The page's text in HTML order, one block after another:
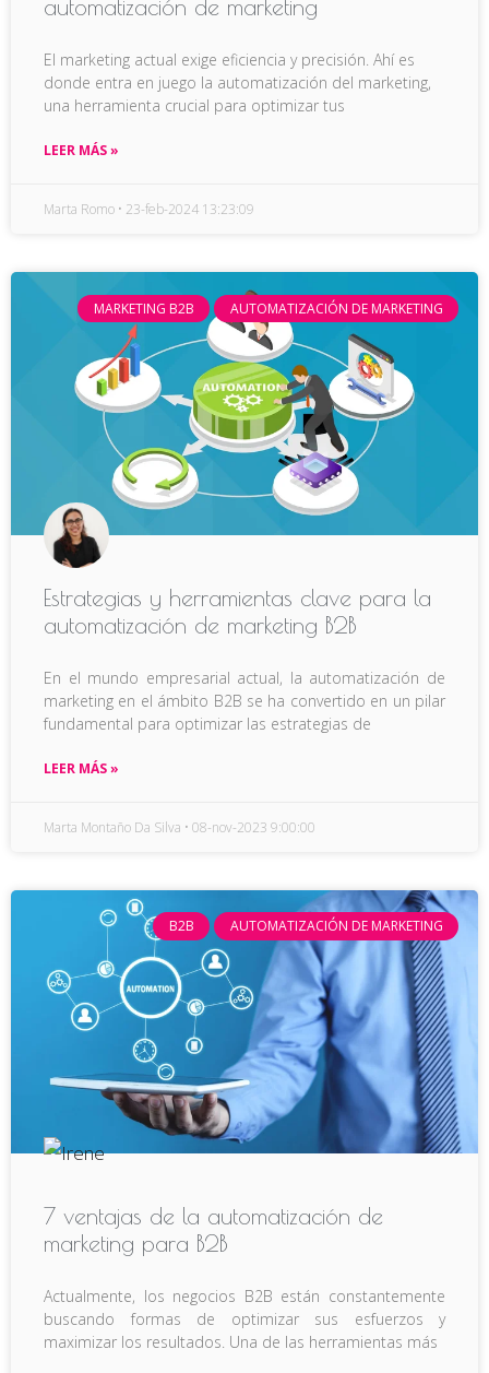
automatización de marketing
El marketing actual exige eficiencia y precisión. Ahí es
donde entra en juego la automatización del marketing,
una herramienta crucial para optimizar tus
LEER MÁS »
Marta Romo 23-feb-2024 13:23:09
MARKETING B2B AUTOMATIZACIÓN DE MARKETING
Estrategias y herramientas clave para la
automatización de marketing B2B
En el mundo empresarial actual, la automatización de
marketing en el ámbito B2B se ha convertido en un pilar
fundamental para optimizar las estrategias de
LEER MÁS »
Marta Montaño Da Silva 08-nov-2023 9:00:00
B2B AUTOMATIZACIÓN DE MARKETING
7 ventajas de la automatización de
marketing para B2B
Actualmente, los negocios B2B están constantemente
buscando formas de optimizar sus esfuerzos y
maximizar los resultados. Una de las herramientas más